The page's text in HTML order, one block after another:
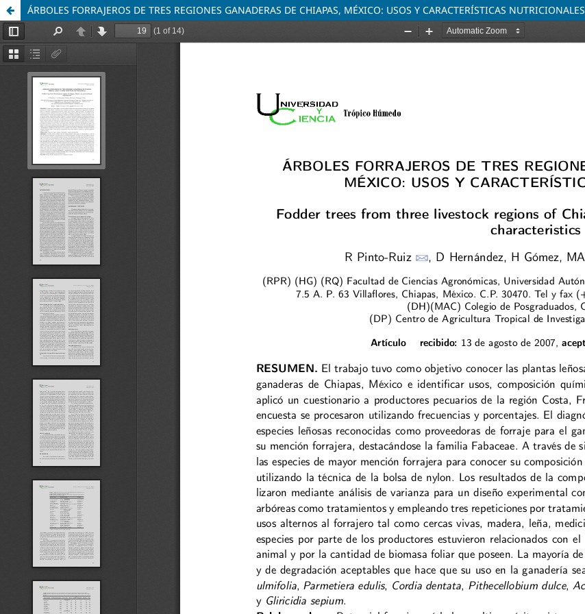
ÁRBOLES FORRAJEROS DE TRES REGIONES GANADERAS DE CHIAPAS, MÉXICO: USOS Y CARACTERÍSTICAS NUTRICIONALES